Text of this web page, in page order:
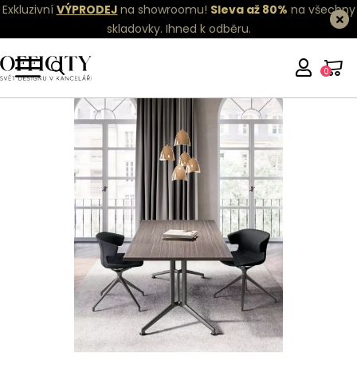
Exkluzivní VÝPRODEJ na showroomu! Sleva až 80% na všechny
skladovky. Ihned k odběru.
0